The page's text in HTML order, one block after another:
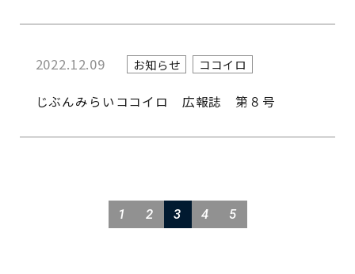
2022.12.09 お知らせ ココイロ
じぶんみらいココイロ 広報誌 第８号
1 2 3 4 5